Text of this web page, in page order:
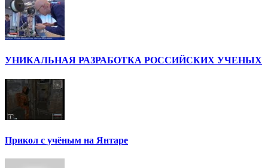
УНИКАЛЬНАЯ РАЗРАБОТКА РОССИЙСКИХ УЧЕНЫХ
Прикол с учёным на Янтаре